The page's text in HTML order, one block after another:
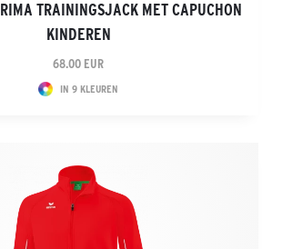
TRAININGSJACK MET CAPUCHON
KINDEREN
68.00 EUR
IN 9 KLEUREN